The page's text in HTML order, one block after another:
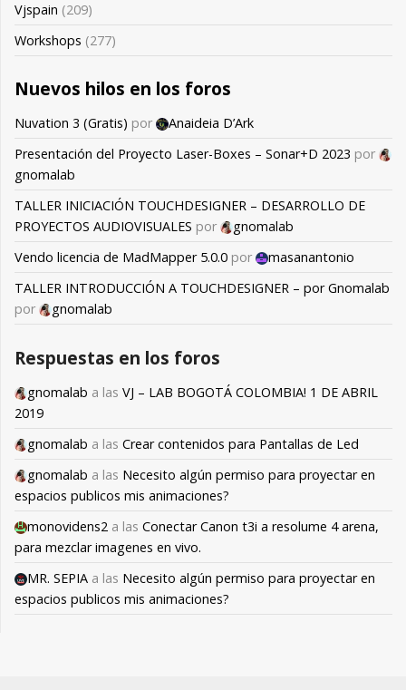
Vjspain (209)
Workshops (277)
Nuevos hilos en los foros
Nuvation 3 (Gratis) por
Anaideia D’Ark
Presentación del Proyecto Laser-Boxes – Sonar+D 2023 por
gnomalab
TALLER INICIACIÓN TOUCHDESIGNER – DESARROLLO DE
PROYECTOS AUDIOVISUALES por
gnomalab
Vendo licencia de MadMapper 5.0.0 por
masanantonio
TALLER INTRODUCCIÓN A TOUCHDESIGNER – por Gnomalab
por
gnomalab
Respuestas en los foros
gnomalab a las VJ – LAB BOGOTÁ COLOMBIA! 1 DE ABRIL
2019
gnomalab a las Crear contenidos para Pantallas de Led
gnomalab a las Necesito algún permiso para proyectar en
espacios publicos mis animaciones?
monovidens2 a las Conectar Canon t3i a resolume 4 arena,
para mezclar imagenes en vivo.
MR. SEPIA a las Necesito algún permiso para proyectar en
espacios publicos mis animaciones?